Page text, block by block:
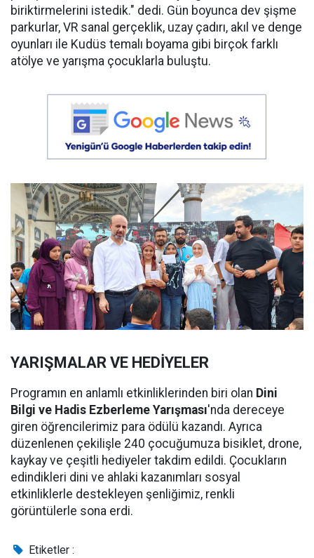
biriktirmelerini istedik." dedi. Gün boyunca dev şişme
parkurlar, VR sanal gerçeklik, uzay çadırı, akıl ve denge
oyunları ile Kudüs temalı boyama gibi birçok farklı
atölye ve yarışma çocuklarla buluştu.
YARIŞMALAR VE HEDİYELER
Programın en anlamlı etkinliklerinden biri olan Dini
Bilgi ve Hadis Ezberleme Yarışması'nda dereceye
giren öğrencilerimiz para ödülü kazandı. Ayrıca
düzenlenen çekilişle 240 çocuğumuza bisiklet, drone,
kaykay ve çeşitli hediyeler takdim edildi. Çocukların
edindikleri dini ve ahlaki kazanımları sosyal
etkinliklerle destekleyen şenliğimiz, renkli
görüntülerle sona erdi.
Etiketler :